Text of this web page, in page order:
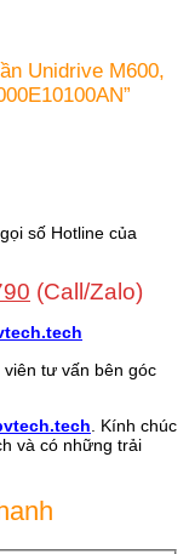
Unidrive M600,
số Hotline của
(Call/Zalo)
tư vấn bên góc
. Kính chúc
và có những trải